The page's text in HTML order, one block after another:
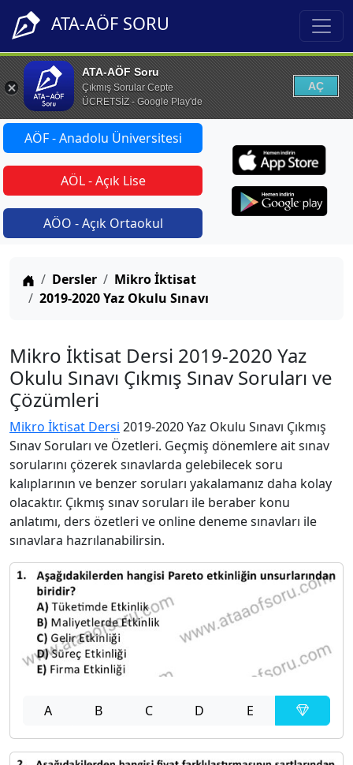
ATA-AÖF SORU
ATA-AÖF Soru
Çıkmış Sorular Cepte
ÜCRETSİZ - Google Play'de
AÇ
AÖF - Anadolu Üniversitesi
AÖL - Açık Lise
AÖO - Açık Ortaokul
Anasayfa
Dersler
Mikro İktisat
2019-2020 Yaz Okulu Sınavı
Mikro İktisat Dersi 2019-2020 Yaz
Okulu Sınavı Çıkmış Sınav Soruları ve
Çözümleri
Mikro İktisat Dersi 2019-2020 Yaz Okulu Sınavı Çıkmış
Sınav Soruları ve Özetleri. Geçmiş dönemlere ait sınav
sorularını çözerek sınavlarda gelebilecek soru
kalıplarının ve benzer soruları yakalamanız daha kolay
olacaktır. Çıkmış sınav soruları ile beraber konu
anlatımı, ders özetleri ve online deneme sınavları ile
sınavlara hazrılanabilirsin.
A B C D E